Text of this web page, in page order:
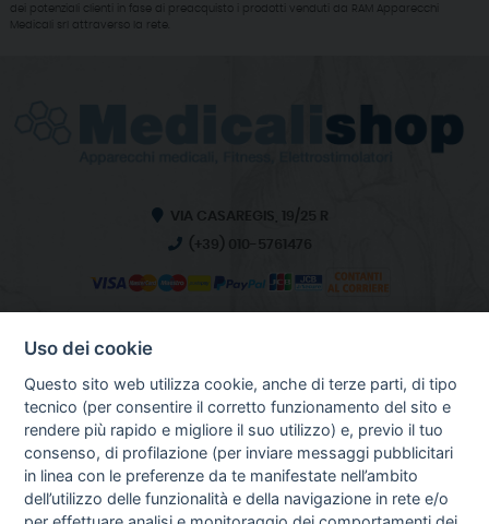
dei potenziali clienti in fase di preacquisto i prodotti venduti da RAM Apparecchi
Medicali srl attraverso la rete.
VIA CASAREGIS, 19/25 R
(+39) 010-5761476
HOME
CHI SIAMO
NOTIZIE
CONTATTI
Uso dei cookie
Questo sito web utilizza cookie, anche di terze parti, di tipo
tecnico (per consentire il corretto funzionamento del sito e
rendere più rapido e migliore il suo utilizzo) e, previo il tuo
consenso, di profilazione (per inviare messaggi pubblicitari
in linea con le preferenze da te manifestate nell’ambito
dell’utilizzo delle funzionalità e della navigazione in rete e/o